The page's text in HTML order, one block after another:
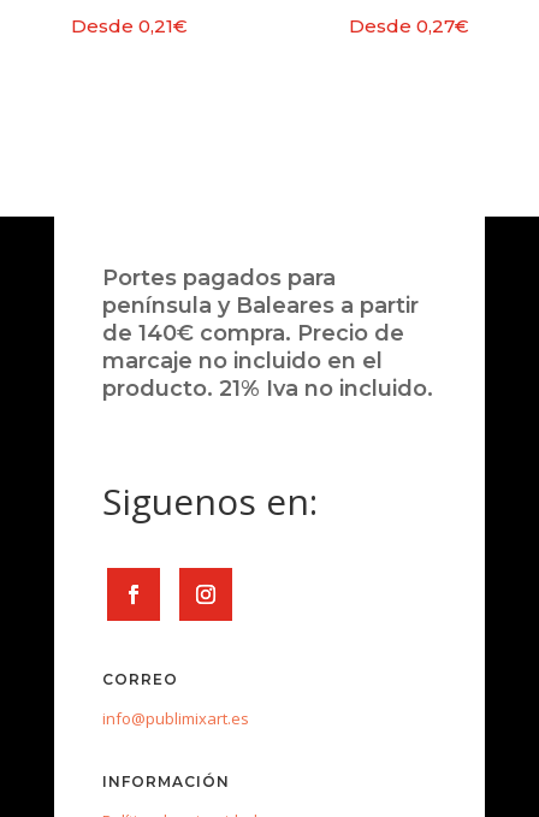
Desde0,21€ Desde0,27€
Portes pagados para
península y Baleares a partir
de 140€ compra. Precio de
marcaje no incluido en el
producto. 21% Iva no incluido.
Siguenos en:
CORREO
info@publimixart.es
INFORMACIÓN